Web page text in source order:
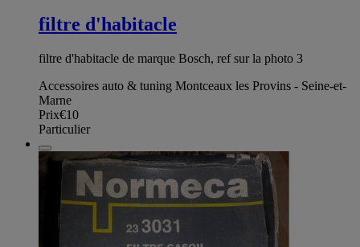
filtre d'habitacle
filtre d'habitacle de marque Bosch, ref sur la photo 3
Accessoires auto & tuning Montceaux les Provins - Seine-et-
Marne
Prix€10
Particulier